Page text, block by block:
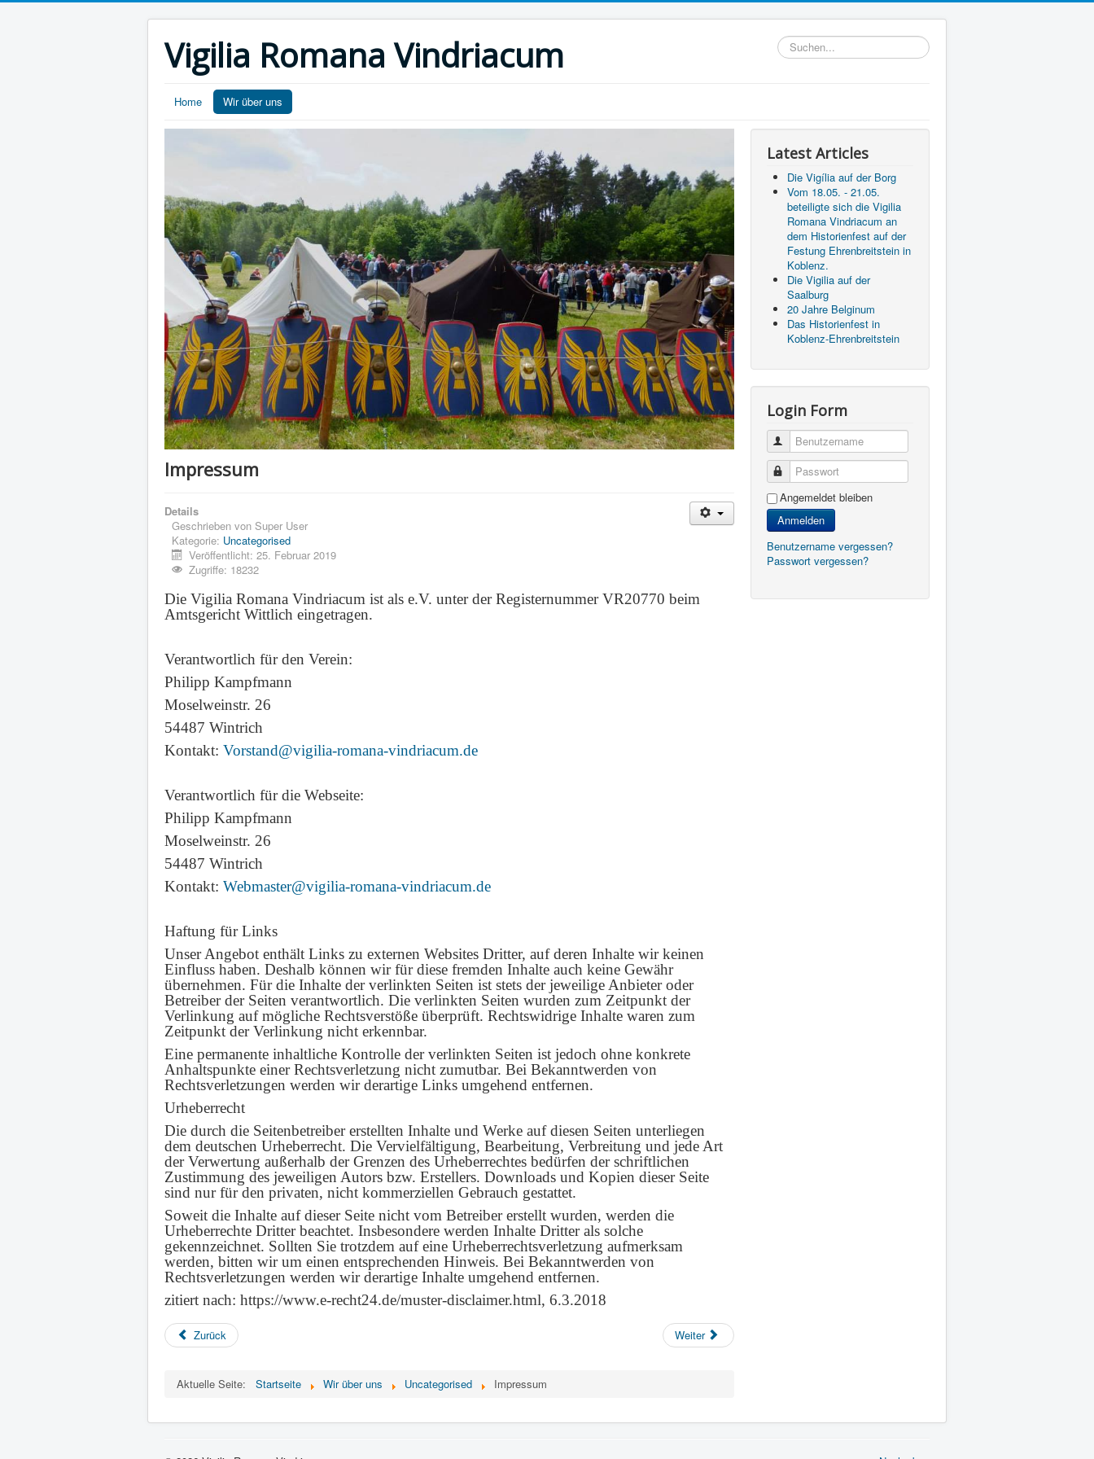
Vigilia Romana Vindriacum Suchen...
Home Wir über uns
Impressum
Details
Geschrieben von Super User
Kategorie: Uncategorised
Veröffentlicht: 25. Februar 2019
Zugriffe: 18232
Die Vigilia Romana Vindriacum ist als e.V. unter der Registernummer VR20770 beim
Amtsgericht Wittlich eingetragen.
Verantwortlich für den Verein:
Philipp Kampfmann
Moselweinstr. 26
54487 Wintrich
Kontakt: Vorstand@vigilia-romana-vindriacum.de
Verantwortlich für die Webseite:
Philipp Kampfmann
Moselweinstr. 26
54487 Wintrich
Kontakt: Webmaster@vigilia-romana-vindriacum.de
Haftung für Links
Unser Angebot enthält Links zu externen Websites Dritter, auf deren Inhalte wir keinen
Einfluss haben. Deshalb können wir für diese fremden Inhalte auch keine Gewähr
übernehmen. Für die Inhalte der verlinkten Seiten ist stets der jeweilige Anbieter oder
Betreiber der Seiten verantwortlich. Die verlinkten Seiten wurden zum Zeitpunkt der
Verlinkung auf mögliche Rechtsverstöße überprüft. Rechtswidrige Inhalte waren zum
Zeitpunkt der Verlinkung nicht erkennbar.
Eine permanente inhaltliche Kontrolle der verlinkten Seiten ist jedoch ohne konkrete
Anhaltspunkte einer Rechtsverletzung nicht zumutbar. Bei Bekanntwerden von
Rechtsverletzungen werden wir derartige Links umgehend entfernen.
Urheberrecht
Die durch die Seitenbetreiber erstellten Inhalte und Werke auf diesen Seiten unterliegen
dem deutschen Urheberrecht. Die Vervielfältigung, Bearbeitung, Verbreitung und jede Art
der Verwertung außerhalb der Grenzen des Urheberrechtes bedürfen der schriftlichen
Zustimmung des jeweiligen Autors bzw. Erstellers. Downloads und Kopien dieser Seite
sind nur für den privaten, nicht kommerziellen Gebrauch gestattet.
Soweit die Inhalte auf dieser Seite nicht vom Betreiber erstellt wurden, werden die
Urheberrechte Dritter beachtet. Insbesondere werden Inhalte Dritter als solche
gekennzeichnet. Sollten Sie trotzdem auf eine Urheberrechtsverletzung aufmerksam
werden, bitten wir um einen entsprechenden Hinweis. Bei Bekanntwerden von
Rechtsverletzungen werden wir derartige Inhalte umgehend entfernen.
zitiert nach: https://www.e-recht24.de/muster-disclaimer.html, 6.3.2018
Zurück Weiter
Aktuelle Seite: Startseite Wir über uns Uncategorised Impressum
Latest Articles
Die Vigília auf der Borg
Vom 18.05. - 21.05.
beteiligte sich die Vigilia
Romana Vindriacum an
dem Historienfest auf der
Festung Ehrenbreitstein in
Koblenz.
Die Vigilia auf der
Saalburg
20 Jahre Belginum
Das Historienfest in
Koblenz-Ehrenbreitstein
Login Form
Benutzername
Passwort
Angemeldet bleiben
Anmelden
Benutzername vergessen?
Passwort vergessen?